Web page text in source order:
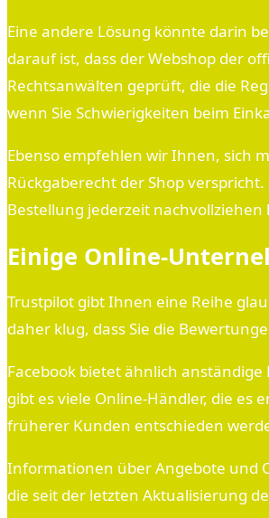
Eine andere Lösung könnte darin
darauf ist, dass der Webshop der
Rechtsanwälten geprüft, die die
wenn Sie Schwierigkeiten beim
Ebenso empfehlen wir Ihnen, sich
Rückgaberecht der Shop
Bestellung jederzeit
Einige Online-
Trustpilot gibt Ihnen eine Reihe
daher klug, dass Sie die
Facebook bietet ähnlich
gibt es viele Online-Händler, die
früherer Kunden entschieden
Informationen über Angebote und
die seit der letzten Aktualisierung